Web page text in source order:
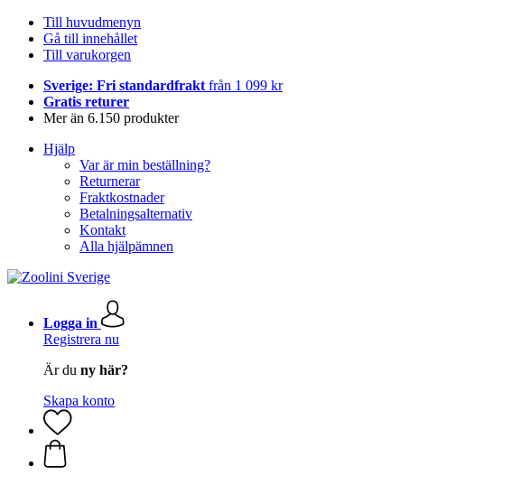
Till huvudmenyn
Gå till innehållet
Till varukorgen
Sverige: Fri standardfrakt från 1 099 kr
Gratis returer
Mer än 6.150 produkter
Hjälp
Var är min beställning?
Returnerar
Fraktkostnader
Betalningsalternativ
Kontakt
Alla hjälpämnen
Logga in
Registrera nu
Är du ny här?
Skapa konto